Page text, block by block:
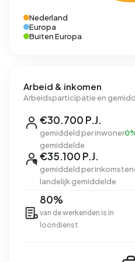
Nederland
Europa
Buiten Europa
Arbeid & inkomen
Arbeidsparticipatie en
€30.700 P.J.
gemiddeld per inwoner
gemiddelde
€35.100 P.J.
gemiddeld per
landelijk gemiddelde
80%
van de werkenden is in
loondienst